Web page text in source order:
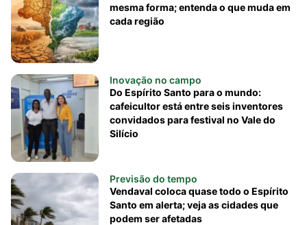
mesma forma; entenda o que muda em
cada região
Inovação no campo
Do Espírito Santo para o mundo:
cafeicultor está entre seis inventores
convidados para festival no Vale do
Silício
Previsão do tempo
Vendaval coloca quase todo o Espírito
Santo em alerta; veja as cidades que
podem ser afetadas